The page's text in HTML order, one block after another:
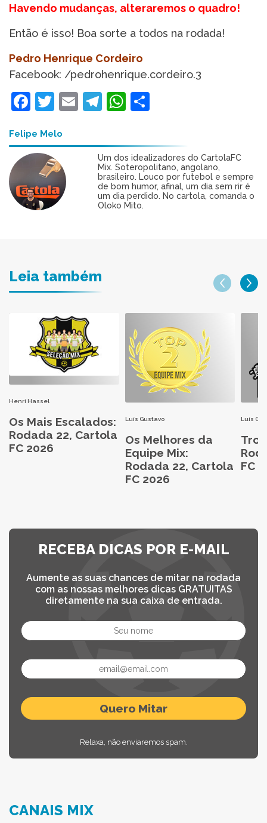
Havendo mudanças, alteraremos o quadro!
Então é isso! Boa sorte a todos na rodada!
Pedro Henrique Cordeiro
Facebook: /pedrohenrique.cordeiro.3
Facebook
Twitter
EmailTelegram
WhatsApp
Felipe Melo
Um dos idealizadores do CartolaFC
Mix. Soteropolitano, angolano,
brasileiro. Louco por futebol e sempre
de bom humor, afinal, um dia sem rir é
um dia perdido. No cartola, comanda o
Oloko Mito.
Leia também
Henri Hassel
Os Mais Escalados:
Rodada 22, Cartola
FC 2026
Luís Gustavo
Os Melhores da
Equipe Mix:
Rodada 22, Cartola
FC 2026
Luís
FC
RECEBA DICAS POR E-MAIL
Aumente as suas chances de mitar na rodada
com as nossas melhores dicas GRATUITAS
diretamente na sua caixa de entrada.
Relaxa, não enviaremos spam.
CANAIS MIX